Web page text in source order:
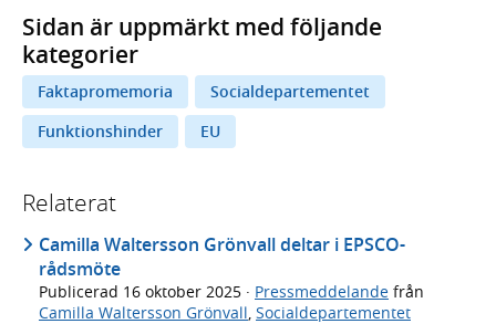
Sidan är uppmärkt med följande
kategorier
Faktapromemoria
Socialdepartementet
Funktionshinder
EU
Relaterat
Camilla Waltersson Grönvall deltar i EPSCO-
rådsmöte
Publicerad 16 oktober 2025 · Pressmeddelande från
Camilla Waltersson Grönvall Socialdepartementet